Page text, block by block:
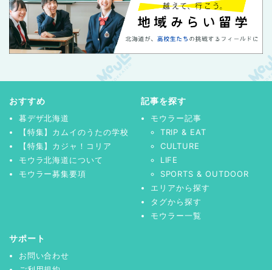
おすすめ
暮デザ北海道
【特集】カムイのうたの学校
【特集】カジャ！コリア
モウラ北海道について
モウラー募集要項
記事を探す
モウラー記事
TRIP & EAT
CULTURE
LIFE
SPORTS & OUTDOOR
エリアから探す
タグから探す
モウラー一覧
サポート
お問い合わせ